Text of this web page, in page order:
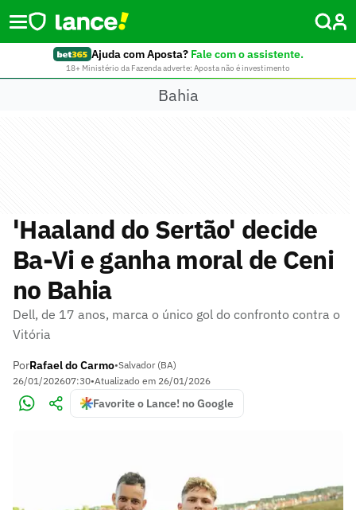
Ajuda com Aposta? Fale com o assistente.
18+ Ministério da Fazenda adverte: Aposta não é investimento
Bahia
'Haaland do Sertão' decide
Ba-Vi e ganha moral de Ceni
no Bahia
Dell, de 17 anos, marca o único gol do confronto contra o
Vitória
PorRafael do Carmo•Salvador (BA)
26/01/202607:30•Atualizado em 26/01/2026
Favorite o Lance! no Google